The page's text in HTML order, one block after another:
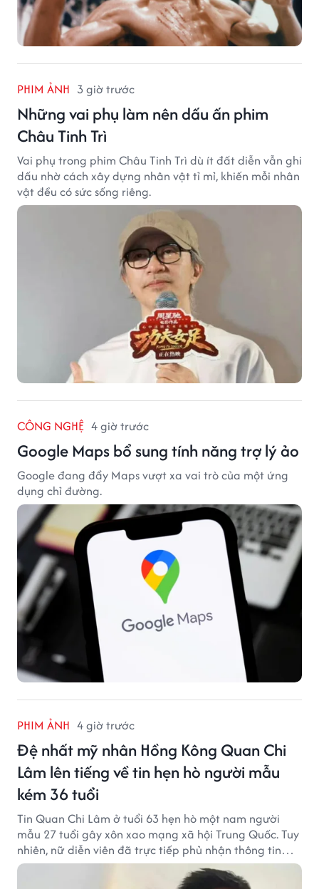
PHIM ẢNH 3 giờ trước
Những vai phụ làm nên dấu ấn phim
Châu Tinh Trì
Vai phụ trong phim Châu Tinh Trì dù ít đất diễn vẫn ghi
dấu nhờ cách xây dựng nhân vật tỉ mỉ, khiến mỗi nhân
vật đều có sức sống riêng.
CÔNG NGHỆ 4 giờ trước
Google Maps bổ sung tính năng trợ lý ảo
Google đang đẩy Maps vượt xa vai trò của một ứng
dụng chỉ đường.
PHIM ẢNH 4 giờ trước
Đệ nhất mỹ nhân Hồng Kông Quan Chi
Lâm lên tiếng về tin hẹn hò người mẫu
kém 36 tuổi
Tin Quan Chi Lâm ở tuổi 63 hẹn hò một nam người
mẫu 27 tuổi gây xôn xao mạng xã hội Trung Quốc. Tuy
nhiên, nữ diễn viên đã trực tiếp phủ nhận thông tin
này.